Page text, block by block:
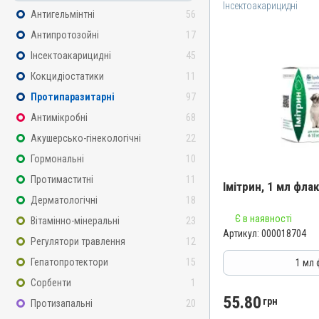
Антигельмінтні
56
Антипротозойні
17
Інсектоакарицидні
45
Кокцидіостатики
11
Протипаразитарні
97
Антимікробні
68
Акушерсько-гінекологічні
22
Гормональні
10
Протимаститні
11
Дерматологічні
18
Вітамінно-мінеральні
23
Регулятори травлення
12
Гепатопротектори
15
Сорбенти
1
Протизапальні
20
Інсектоакарицидні
Імітрин, 1 мл
Назва препарату
Імітрин
Артикул
4820012505722
Є в наявності
Артикул: 000018704
1 мл
55.80 грн